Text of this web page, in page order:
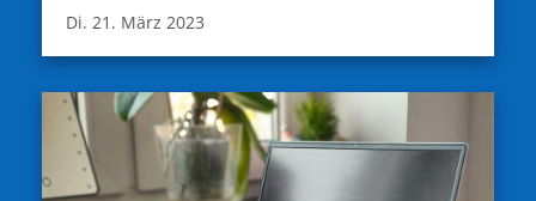
Di. 21. März 2023